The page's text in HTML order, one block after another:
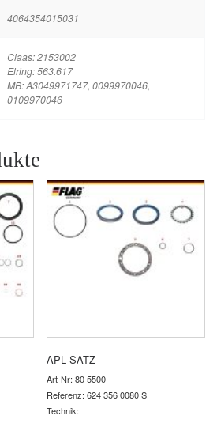
4064354015031
Claas: 2153002
Elring: 563.617
MB: A3049971747, 0099970046,
0109970046
APL SATZ
Art-Nr: 80 5500
Referenz: 624 356 0080 S
Technik: